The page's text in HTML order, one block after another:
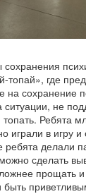
топай», где
на сохранение
ситуации, не
Ребята
играли в игру
делали
сделать
прощать
быть